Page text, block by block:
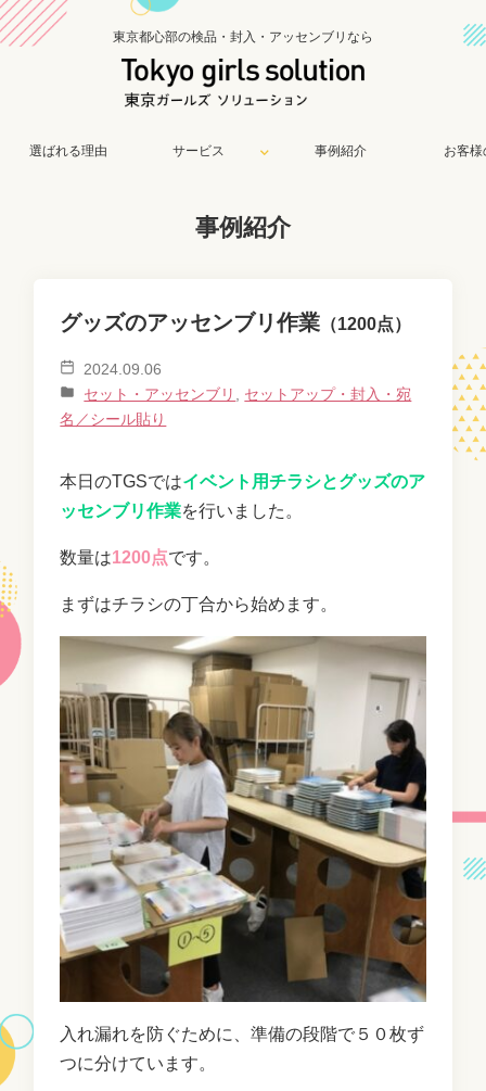
東京都心部の検品・封入・アッセンブリなら
選ばれる理由 サービス 事例紹介 お客様
事例紹介
グッズのアッセンブリ作業 （1200点）
2024.09.06
セット・アッセンブリ
セットアップ・封入・宛
名／シール貼り
本日のTGSではイベント用チラシとグッズのア
ッセンブリ作業を行いました。
数量は1200点です。
まずはチラシの丁合から始めます。
入れ漏れを防ぐために、準備の段階で５０枚ず
つに分けています。